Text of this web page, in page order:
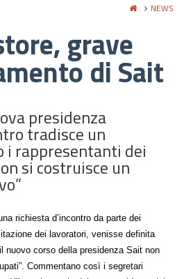
NEWS
grave
di Sait
presidenza
tradisce un
i rappresentanti dei
si costruisce un
richiesta d’incontro da parte dei
dei lavoratori, venisse definita
nuovo corso della presidenza Sait non
Commentano così i segretari